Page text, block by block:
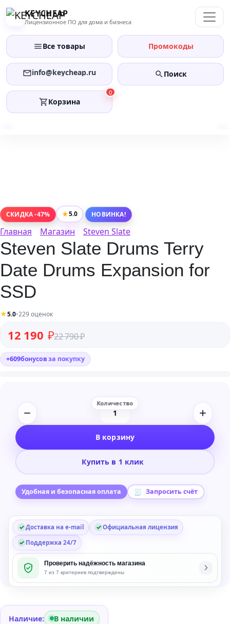
Перейти
KEYCHEAP
Лицензионное ПО для дома и бизнеса
Все товары Промокоды
info@keycheap.ru Поиск
0
Корзина
СКИДКА -47% ★5.0 НОВИНКА!
Главная Магазин Steven Slate
Steven Slate Drums Terry
Date Drums Expansion for
SSD
★5.0•229 оценок
22 790₽
Первоначальная цена составляла 22 790 ₽.
12 190 ₽
Текущая цена: 12 190 ₽.
+609бонусовза покупку
Количество
Steven
Drums
Date
Expansion
for
В корзину
Купить в 1 клик
Удобная и безопасная оплата Запросить счёт
Доставка на e-mail
Официальная лицензия
Поддержка 24/7
Проверить надёжность магазина
7 из 7 критериев подтверждены
Наличие: В наличии